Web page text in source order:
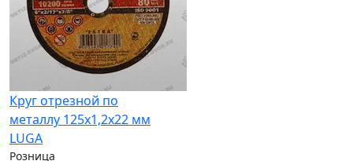
Круг отрезной по
металлу 125х1,2х22 мм
LUGA
Розница